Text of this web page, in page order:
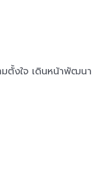
ตั้งใจ เดินหน้าพัฒนา